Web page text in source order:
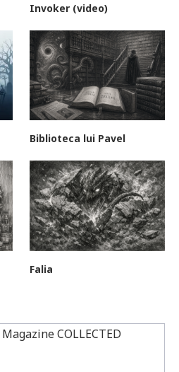
Invoker (video)
Biblioteca lui Pavel
Falia